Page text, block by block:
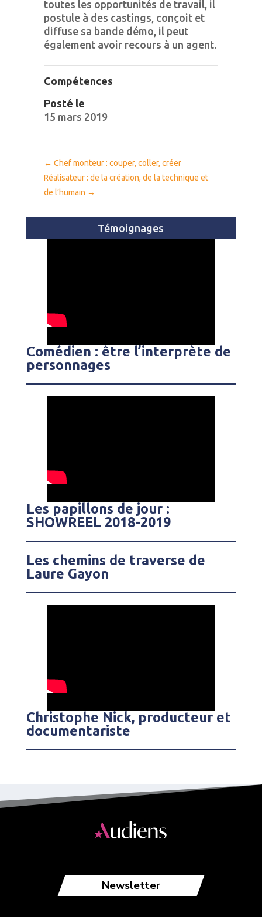
toutes les opportunités de travail, il
postule à des castings, conçoit et
diffuse sa bande démo, il peut
également avoir recours à un agent.
Compétences
Posté le
15 mars 2019
← Chef monteur : couper, coller, créer
Réalisateur : de la création, de la technique et
de l’humain →
Témoignages
Comédien : être l’interprète de
personnages
Les papillons de jour :
SHOWREEL 2018-2019
Les chemins de traverse de
Laure Gayon
Christophe Nick, producteur et
documentariste
Newsletter